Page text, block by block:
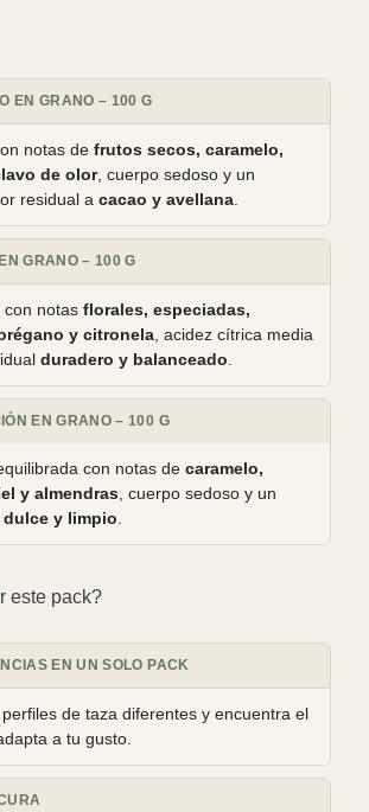
EN GRANO – 100 G
notas de frutos secos, caramelo,
de olor, cuerpo sedoso y un
residual a cacao y avellana
GRANO – 100 G
con notas florales, especiadas,
y citronela , acidez cítrica media
duradero y balanceado
EN GRANO – 100 G
con notas de caramelo,
y almendras , cuerpo sedoso y un
dulce y limpio
este pack?
EN UN SOLO PACK
de taza diferentes y encuentra el
a tu gusto.